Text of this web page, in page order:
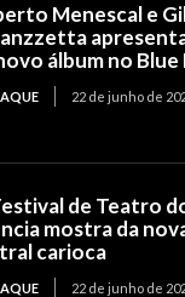
Menescal e
álbum no
22 de junho de
de Teatro
mostra da
carioca
22 de junho de